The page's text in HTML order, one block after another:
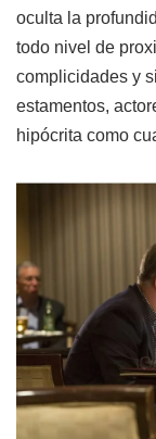
oculta la
todo nivel de
complicidades y
estamentos,
hipócrita como